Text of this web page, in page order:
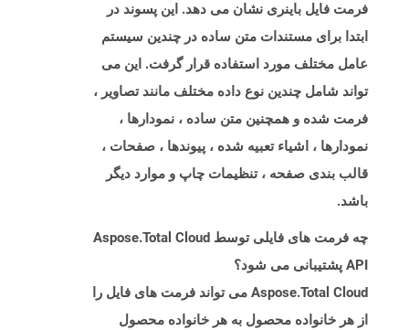
فرمت فایل باینری نشان می دهد. این پسوند در
ابتدا برای مستندات متن ساده در چندین سیستم
عامل مختلف مورد استفاده قرار گرفت. این می
تواند شامل چندین نوع داده مختلف مانند تصاویر ،
فرمت شده و همچنین متن ساده ، نمودارها ،
نمودارها ، اشیاء تعبیه شده ، پیوندها ، صفحات ،
قالب بندی صفحه ، تنظیمات چاپ و موارد دیگر
باشد.
چه فرمت های فایلی توسط Aspose.Total Cloud
API پشتیبانی می شود؟
Aspose.Total Cloud می تواند فرمت های فایل را
از هر خانواده محصول به هر خانواده محصول